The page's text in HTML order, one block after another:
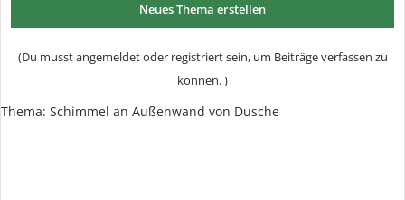
Neues Thema erstellen
(Du musst angemeldet oder registriert sein, um Beiträge verfassen zu
können. )
Thema: Schimmel an Außenwand von Dusche